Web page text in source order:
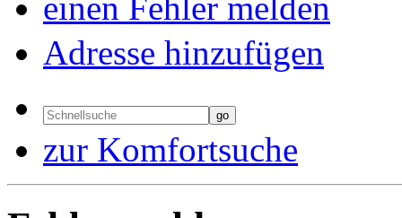
Adresse hinzufügen
zur Komfortsuche